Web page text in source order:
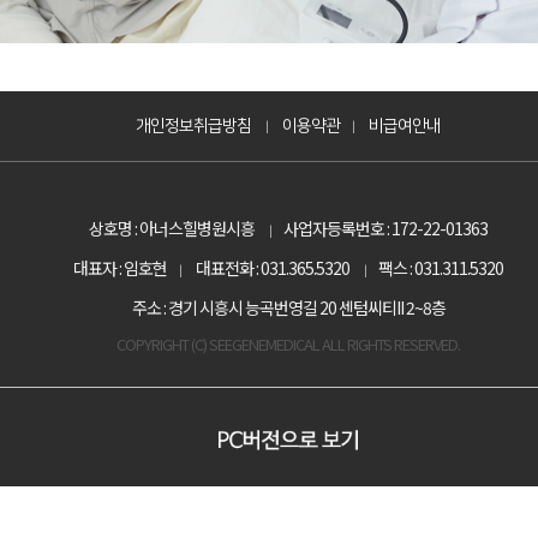
개인정보취급방침 | 이용약관 | 비급여안내
상호명 : 아너스힐병원시흥 |
사업자등록번호 : 172-22-01363
대표자 : 임호현
| 대표전화 : 031.365.5320 |
팩스 : 031.311.5320
주소 : 경기 시흥시 능곡번영길 20 센텀씨티II 2~8층
COPYRIGHT (C) SEEGENEMEDICAL ALL RIGHTS RESERVED.